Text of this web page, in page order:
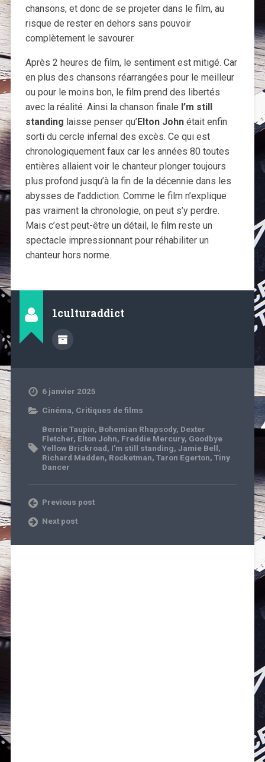
chansons, et donc de se projeter dans le film, au
risque de rester en dehors sans pouvoir
complètement le savourer.
Après 2 heures de film, le sentiment est mitigé. Car
en plus des chansons réarrangées pour le meilleur
ou pour le moins bon, le film prend des libertés
avec la réalité. Ainsi la chanson finale I’m still
standing laisse penser qu’Elton Johnétait enfin
sorti du cercle infernal des excès. Ce qui est
chronologiquement faux car les années 80 toutes
entières allaient voir le chanteur plonger toujours
plus profond jusqu’à la fin de la décennie dans les
abysses de l’addiction. Comme le film n’explique
pas vraiment la chronologie, on peut s’y perdre.
Mais c’est peut-être un détail, le film reste un
spectacle impressionnant pour réhabiliter un
chanteur hors norme.
1culturaddict
6 janvier 2025
Cinéma, Critiques de films
Bernie Taupin, Bohemian Rhapsody, Dexter
Fletcher, Elton John, Freddie Mercury, Goodbye
Yellow Brickroad, I'm still standing, Jamie Bell,
Richard Madden, Rocketman, Taron Egerton, Tiny
Dancer
Previous post
Next post